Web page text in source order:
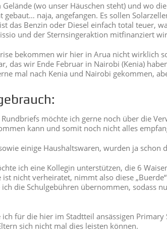
Gelände (wo unser Häuschen steht) und wo
naja, angefangen. Es sollen
das Benzin oder Diesel einfach total teuer,
und der Sternsingeraktion mitfinanziert
bekommen wir hier in Arua nicht wirklich
das wir Ende Februar in Nairobi (Kenia)
mal nach Kenia und Nairobi gekommen,
Rundbriefs möchte ich gerne noch über die
kann und somit noch nicht alles
einige Haushaltswaren, wurden ja schon
ich eine Kollegin unterstützen, die 6
ist nicht verheiratet, nimmt also diese
die Schulgebühren übernommen, sodass
für die hier im Stadtteil ansässigen
sich nicht mal dies leisten können.